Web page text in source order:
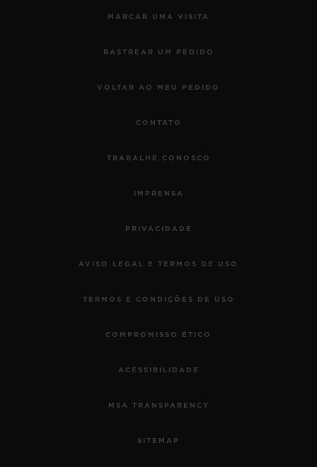
MARCAR UMA VISITA
RASTREAR UM PEDIDO
VOLTAR AO MEU PEDIDO
CONTATO
TRABALHE CONOSCO
IMPRENSA
PRIVACIDADE
AVISO LEGAL E TERMOS DE USO
TERMOS E CONDIÇÕES DE USO
COMPROMISSO ÉTICO
ACESSIBILIDADE
MSA TRANSPARENCY
SITEMAP